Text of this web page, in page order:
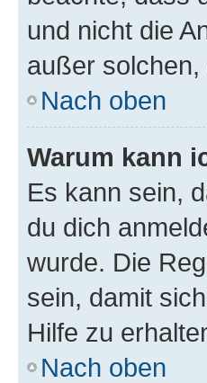
und nicht die
außer
Nach oben
Warum kann
Es kann sein,
du dich
wurde. Die
sein, damit
Hilfe zu
Nach oben